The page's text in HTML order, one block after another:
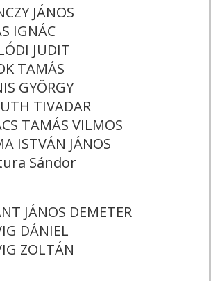
JÁNOS
IGNÁC
JUDIT
TAMÁS
GYÖRGY
TIVADAR
TAMÁS VILMOS
ISTVÁN JÁNOS
Sándor
JÁNOS DEMETER
DÁNIEL
ZOLTÁN